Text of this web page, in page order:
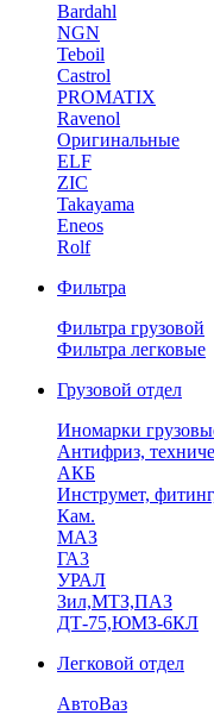
Bardahl
NGN
Teboil
Castrol
PROMATIX
Ravenol
Оригинальные
ELF
ZIC
Takayama
Eneos
Rolf
Фильтра
Фильтра грузовой
Фильтра легковые
Грузовой отдел
Иномарки
Антифриз,
АКБ
Инструмет,
Кам.
МАЗ
ГА3
УРАЛ
Зил,МТЗ,ПАЗ
ДТ-75,ЮМЗ-6КЛ
Легковой отдел
АвтоВаз